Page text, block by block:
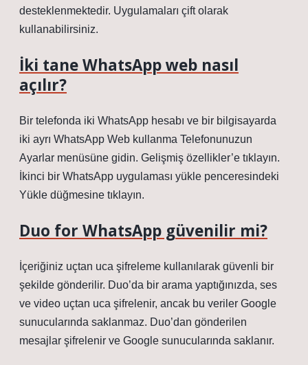
desteklenmektedir. Uygulamaları çift olarak
kullanabilirsiniz.
İki tane WhatsApp web nasıl
açılır?
Bir telefonda iki WhatsApp hesabı ve bir bilgisayarda
iki ayrı WhatsApp Web kullanma Telefonunuzun
Ayarlar menüsüne gidin. Gelişmiş özellikler’e tıklayın.
İkinci bir WhatsApp uygulaması yükle penceresindeki
Yükle düğmesine tıklayın.
Duo for WhatsApp güvenilir mi?
İçeriğiniz uçtan uca şifreleme kullanılarak güvenli bir
şekilde gönderilir. Duo’da bir arama yaptığınızda, ses
ve video uçtan uca şifrelenir, ancak bu veriler Google
sunucularında saklanmaz. Duo’dan gönderilen
mesajlar şifrelenir ve Google sunucularında saklanır.